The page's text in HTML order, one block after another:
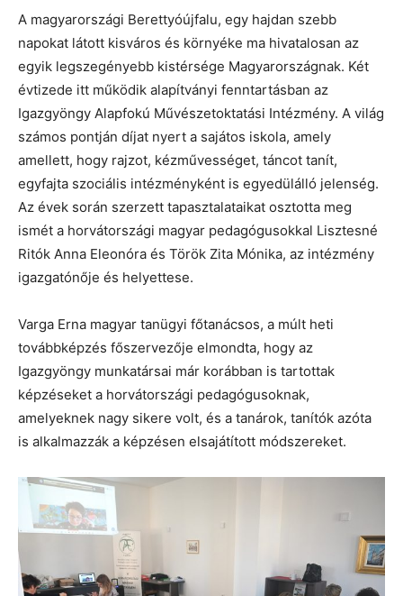
A magyarországi Berettyóújfalu, egy hajdan szebb
napokat látott kisváros és környéke ma hivatalosan az
egyik legszegényebb kistérsége Magyarországnak. Két
évtizede itt működik alapítványi fenntartásban az
Igazgyöngy Alapfokú Művészetoktatási Intézmény. A világ
számos pontján díjat nyert a sajátos iskola, amely
amellett, hogy rajzot, kézművességet, táncot tanít,
egyfajta szociális intézményként is egyedülálló jelenség.
Az évek során szerzett tapasztalataikat osztotta meg
ismét a horvátországi magyar pedagógusokkal Lisztesné
Ritók Anna Eleonóra és Török Zita Mónika, az intézmény
igazgatónője és helyettese.
Varga Erna magyar tanügyi főtanácsos, a múlt heti
továbbképzés főszervezője elmondta, hogy az
Igazgyöngy munkatársai már korábban is tartottak
képzéseket a horvátországi pedagógusoknak,
amelyeknek nagy sikere volt, és a tanárok, tanítók azóta
is alkalmazzák a képzésen elsajátított módszereket.